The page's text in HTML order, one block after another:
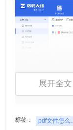
方法二：使
展开全
标签： pdf文